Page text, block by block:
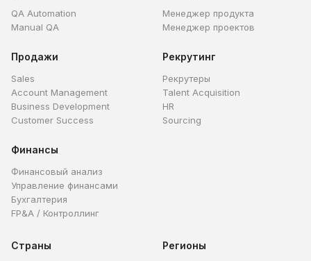
QA Automation
Manual QA
Менеджер продукта
Менеджер проектов
Продажи
Sales
Account Management
Business Development
Customer Success
Рекрутинг
Рекрутеры
Talent Acquisition
HR
Sourcing
Финансы
Финансовый анализ
Управление финансами
Бухгалтерия
FP&A / Контроллинг
Страны Регионы